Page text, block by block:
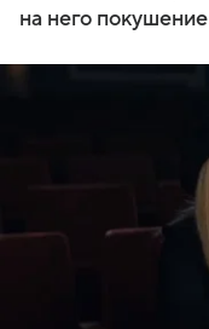
на него покушение